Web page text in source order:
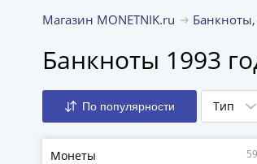
Магазин MONETNIK.ru
Банкноты 1993
По популярности Тип
Монеты